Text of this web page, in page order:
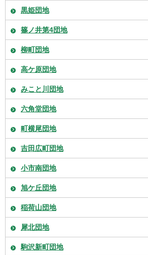
黒姫団地
篠ノ井第4団地
柳町団地
高ケ原団地
みこと川団地
六角堂団地
町横尾団地
吉田広町団地
小市南団地
旭ケ丘団地
稲荷山団地
犀北団地
駒沢新町団地